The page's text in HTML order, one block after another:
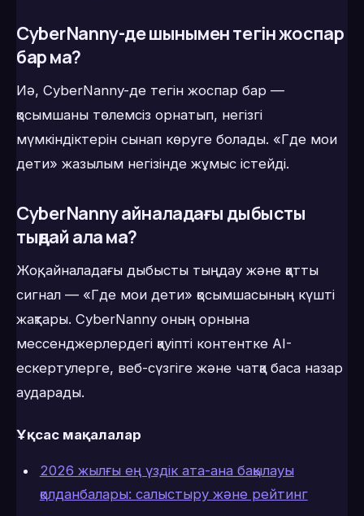
CyberNanny-де шынымен тегін жоспар
бар ма?
Иә, CyberNanny-де тегін жоспар бар —
қосымшаны төлемсіз орнатып, негізгі
мүмкіндіктерін сынап көруге болады. «Где мои
дети» жазылым негізінде жұмыс істейді.
CyberNanny айналадағы дыбысты
тыңдай ала ма?
Жоқ, айналадағы дыбысты тыңдау және қатты
сигнал — «Где мои дети» қосымшасының күшті
жақтары. CyberNanny оның орнына
мессенджерлердегі қауіпті контентке AI-
ескертулерге, веб-сүзгіге және чатқа баса назар
аударады.
Ұқсас мақалалар
2026 жылғы ең үздік ата-ана бақылауы
қолданбалары: салыстыру және рейтинг